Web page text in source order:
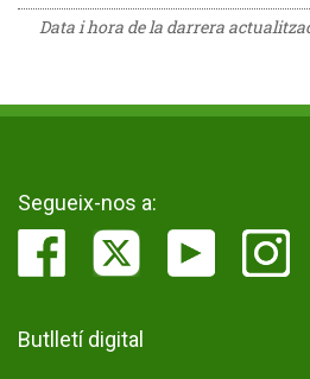
Data i hora de la darrera
Segueix-nos a:
Butlletí digital